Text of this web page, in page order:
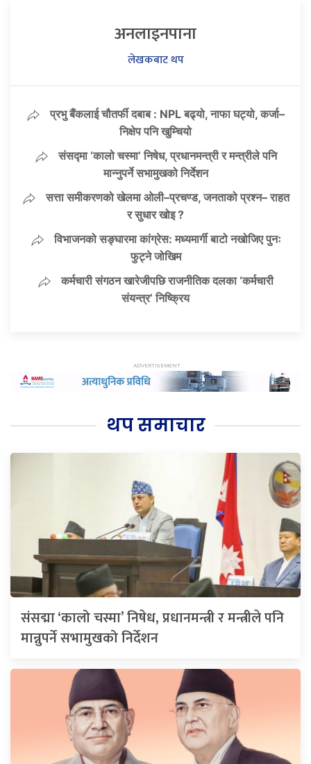
अनलाइनपाना
लेखकबाट थप
प्रभु बैंकलाई चौतर्फी दबाब : NPL बढ्यो, नाफा घट्यो, कर्जा–
निक्षेप पनि खुम्चियो
संसद्मा ‘कालो चस्मा’ निषेध, प्रधानमन्त्री र मन्त्रीले पनि
मान्नुपर्ने सभामुखको निर्देशन
सत्ता समीकरणको खेलमा ओली–प्रचण्ड, जनताको प्रश्न– राहत
र सुधार खोइ ?
विभाजनको सङ्घारमा कांग्रेस: मध्यमार्गी बाटो नखोजिए पुनः
फुट्ने जोखिम
कर्मचारी संगठन खारेजीपछि राजनीतिक दलका ‘कर्मचारी
संयन्त्र’ निष्क्रिय
थप समाचार
संसद्मा ‘कालो चस्मा’ निषेध, प्रधानमन्त्री र मन्त्रीले पनि
मान्नुपर्ने सभामुखको निर्देशन